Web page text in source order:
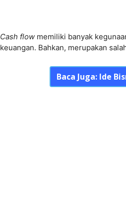
Cash flow memiliki banyak
keuangan. Bahkan, merupakan
Baca Juga: Ide